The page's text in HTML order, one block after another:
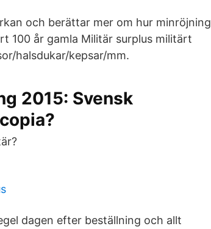
och berättar mer om hur minröjning
100 år gamla Militär surplus militärt
halsdukar/kepsar/mm.
2015: Svensk
dagen efter beställning och allt